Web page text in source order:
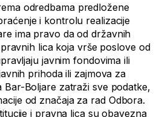
odredbama predložene
i kontrolu realizacije
ima pravo da od državnih
lica koja vrše poslove od
javnim fondovima ili
prihoda ili zajmova za
Bar-Boljare zatraži sve podatke,
od značaja za rad Odbora.
i pravna lica su obavezna